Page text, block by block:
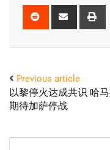
Previous article
以黎停火达成共识 哈
期待加萨停战